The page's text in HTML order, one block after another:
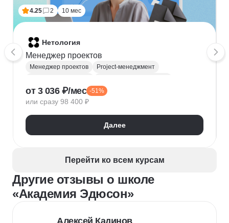
4.25 2 10 мес
Нетология
Менеджер проектов
Менеджер проектов
Project-менеджмент
Нейронные сети
Управление рисками
Kanban
Scrum
Управление проектами
Тайм-менеджмент
Управление удаленной командой
от 3 036 ₽/мес -51%
или сразу 98 400 ₽
Далее
Перейти ко всем курсам
Другие отзывы о школе
«Академия Эдюсон»
Алексей Кадинов